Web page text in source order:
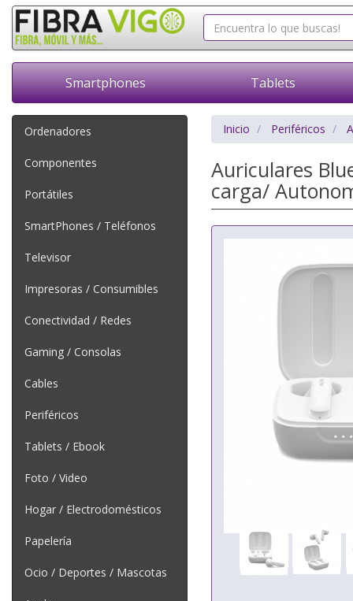
Smartphones Tablets
Ordenadores
Componentes
Portátiles
SmartPhones / Teléfonos
Televisor
Impresoras / Consumibles
Conectividad / Redes
Gaming / Consolas
Cables
Periféricos
Tablets / Ebook
Foto / Video
Hogar / Electrodomésticos
Papelería
Ocio / Deportes / Mascotas
Inicio Periféricos
Auriculares
carga/